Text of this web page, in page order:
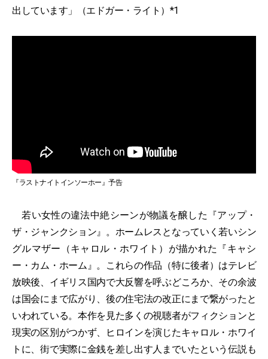
出しています」（エドガー・ライト）*1
『ラストナイトインソーホー』予告
若い女性の違法中絶シーンが物議を醸した『アップ・
ザ・ジャンクション』。ホームレスとなっていく若いシン
グルマザー（キャロル・ホワイト）が描かれた『キャシ
ー・カム・ホーム』。これらの作品（特に後者）はテレビ
放映後、イギリス国内で大反響を呼ぶどころか、その余波
は国会にまで広がり、後の住宅法の改正にまで繋がったと
いわれている。本作を見た多くの視聴者がフィクションと
現実の区別がつかず、ヒロインを演じたキャロル・ホワイ
トに、街で実際に金銭を差し出す人までいたという伝説も